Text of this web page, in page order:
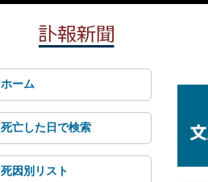
ホーム
死亡した日で検索
死因別リスト